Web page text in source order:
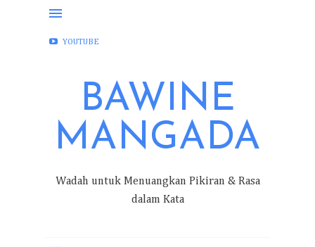
FACEBOOK
YOUTUBE
BAWINE
MANGADA
Wadah untuk Menuangkan Pikiran & Rasa
dalam Kata